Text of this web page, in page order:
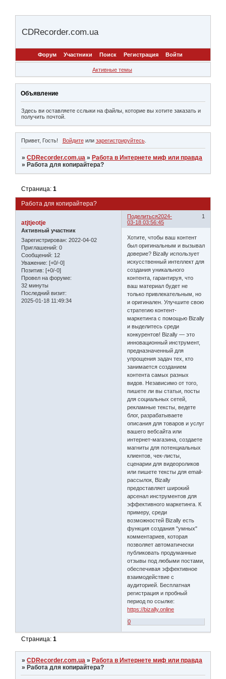
CDRecorder.com.ua
Форум Участники Поиск Регистрация Войти
Активные темы
Объявление
Здесь ви оставляете сслыки на файлы, которие вы хотите заказать и
получить почтой.
Привет, Гость! Войдитеили зарегистрируйтесь.
»CDRecorder.com.ua » Работа в Интернете миф или правда
» Работа для копирайтера?
Работа для копирайтера?
Страница:1
Поделиться 1
2024-
03-18 03:56:45
atjtjeotje
Активный участник
Зарегистрирован: 2022-04-02
Приглашений: 0
Сообщений: 12
Уважение: [+0/-0]
Позитив: [+0/-0]
Провел на форуме:
32 минуты
Последний визит:
2025-01-18 11:49:34
Хотите, чтобы ваш контент
был оригинальным и вызывал
доверие? Bizally использует
искусственный интеллект для
создания уникального
контента, гарантируя, что
ваш материал будет не
только привлекательным, но
и оригинален. Улучшите свою
стратегию контент-
маркетинга с помощью Bizally
и выделитесь среди
конкурентов! Bizally — это
инновационный инструмент,
предназначенный для
упрощения задач тех, кто
занимается созданием
контента самых разных
видов. Независимо от того,
пишете ли вы статьи, посты
для социальных сетей,
рекламные тексты, ведете
блог, разрабатываете
описания для товаров и услуг
вашего вебсайта или
интернет-магазина, создаете
магниты для потенциальных
клиентов, чек-листы,
сценарии для видеороликов
или пишете тексты для email-
рассылок, Bizally
предоставляет широкий
арсенал инструментов для
эффективного маркетинга. К
примеру, среди
возможностей Bizally есть
функция создания "умных"
комментариев, которая
позволяет автоматически
публиковать продуманные
отзывы под любыми постами,
обеспечивая эффективное
взаимодействие с
аудиторией. Бесплатная
регистрация и пробный
период по ссылке:
https://bizally.online
0
Страница:1
»CDRecorder.com.ua » Работа в Интернете миф или правда
» Работа для копирайтера?